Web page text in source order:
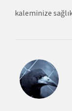
kaleminize